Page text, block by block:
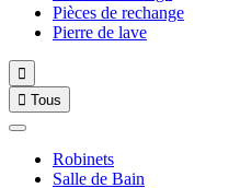
Pièces de rechange
Pierre de lave

 Tous
Robinets
Salle de Bain